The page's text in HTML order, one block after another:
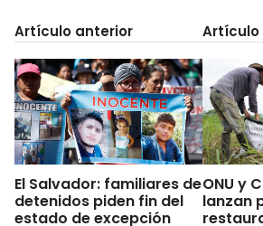
Artículo anterior
El Salvador: familiares de
detenidos piden fin del
estado de excepción
Artículo
ONU y
lanzan